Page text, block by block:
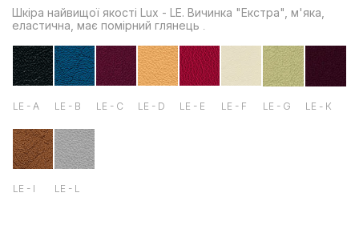
Шкіра найвищої якості Lux - LE. Вичинка "Екстра", м'яка,
еластична, має помірний глянець
LE - A LE - B LE - C LE - D LE - E LE - F LE - G LE - К
LE - I LE - L